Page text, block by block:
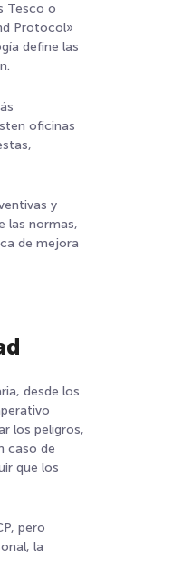
Tesco o
Protocol»
define las
oficinas
y
las normas,
de mejora
desde los
los peligros,
caso de
que los
pero
la